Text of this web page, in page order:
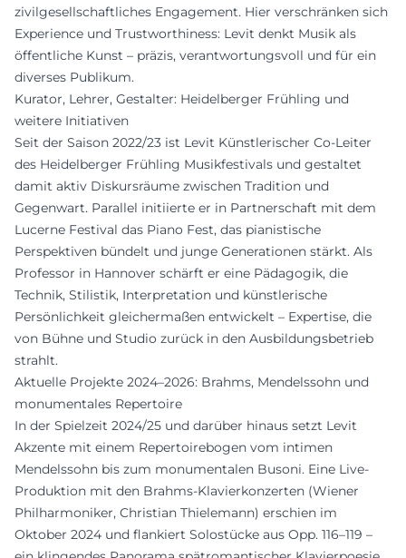
zivilgesellschaftliches Engagement. Hier verschränken sich
Experience und Trustworthiness: Levit denkt Musik als
öffentliche Kunst – präzis, verantwortungsvoll und für ein
diverses Publikum.
Kurator, Lehrer, Gestalter: Heidelberger Frühling und
weitere Initiativen
Seit der Saison 2022/23 ist Levit Künstlerischer Co-Leiter
des Heidelberger Frühling Musikfestivals und gestaltet
damit aktiv Diskursräume zwischen Tradition und
Gegenwart. Parallel initiierte er in Partnerschaft mit dem
Lucerne Festival das Piano Fest, das pianistische
Perspektiven bündelt und junge Generationen stärkt. Als
Professor in Hannover schärft er eine Pädagogik, die
Technik, Stilistik, Interpretation und künstlerische
Persönlichkeit gleichermaßen entwickelt – Expertise, die
von Bühne und Studio zurück in den Ausbildungsbetrieb
strahlt.
Aktuelle Projekte 2024–2026: Brahms, Mendelssohn und
monumentales Repertoire
In der Spielzeit 2024/25 und darüber hinaus setzt Levit
Akzente mit einem Repertoirebogen vom intimen
Mendelssohn bis zum monumentalen Busoni. Eine Live-
Produktion mit den Brahms-Klavierkonzerten (Wiener
Philharmoniker, Christian Thielemann) erschien im
Oktober 2024 und flankiert Solostücke aus Opp. 116–119 –